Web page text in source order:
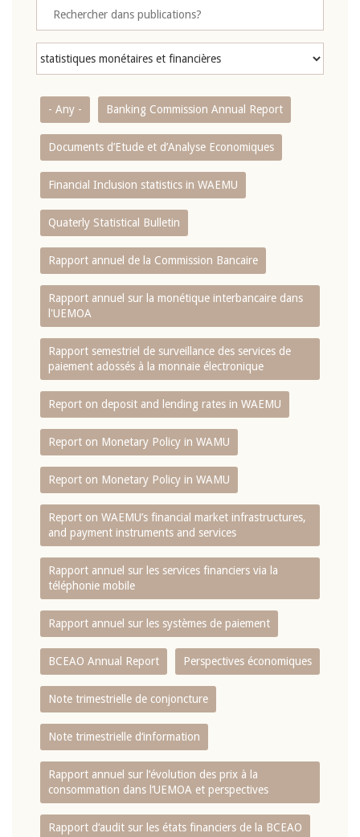
- Any - Banking Commission Annual Report
Documents d’Etude et d’Analyse Economiques
Financial Inclusion statistics in WAEMU
Quaterly Statistical Bulletin
Rapport annuel de la Commission Bancaire
Rapport annuel sur la monétique interbancaire dans
l'UEMOA
Rapport semestriel de surveillance des services de
paiement adossés à la monnaie électronique
Report on deposit and lending rates in WAEMU
Report on Monetary Policy in WAMU
Report on Monetary Policy in WAMU
Report on WAEMU’s financial market infrastructures,
and payment instruments and services
Rapport annuel sur les services financiers via la
téléphonie mobile
Rapport annuel sur les systèmes de paiement
BCEAO Annual Report Perspectives économiques
Note trimestrielle de conjoncture
Note trimestrielle d‘information
Rapport annuel sur l‘évolution des prix à la
consommation dans l‘UEMOA et perspectives
Rapport d‘audit sur les états financiers de la BCEAO